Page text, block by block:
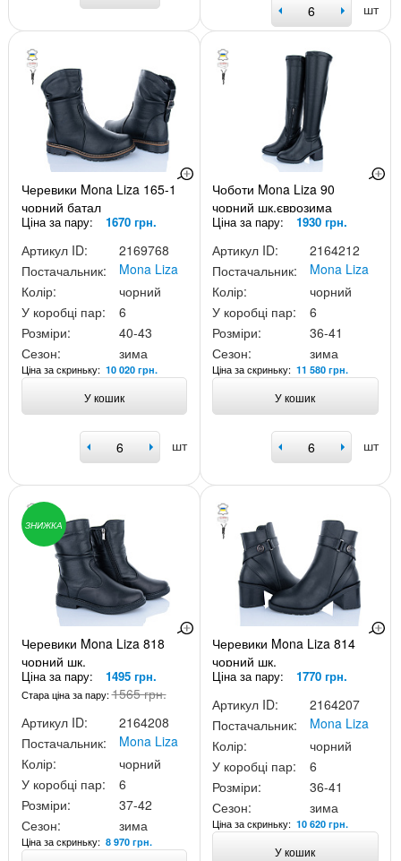
шт
Черевики Mona Liza 165-1
чорний батал
Ціна за пару: 1670 грн.
Артикул ID:
2169768
Постачальник:
Mona Liza
Колір:
чорний
У коробці пар:
6
Розміри:
40-43
Сезон:
зима
Ціна за скриньку: 10 020 грн.
У кошик
шт
Чоботи Mona Liza 90
чорний шк.єврозима
Ціна за пару: 1930 грн.
Артикул ID:
2164212
Постачальник:
Mona Liza
Колір:
чорний
У коробці пар:
6
Розміри:
36-41
Сезон:
зима
Ціна за скриньку:11 580 грн.
У кошик
шт
ЗНИЖКА
Черевики Mona Liza 818
чорний шк.
Ціна за пару: 1495 грн.
Стара ціна за пару:1565 грн.
Артикул ID:
2164208
Постачальник:
Mona Liza
Колір:
чорний
У коробці пар:
6
Розміри:
37-42
Сезон:
зима
Ціна за скриньку: 8 970 грн.
Черевики Mona Liza 814
чорний шк.
Ціна за пару: 1770 грн.
Артикул ID:
2164207
Постачальник:
Mona Liza
Колір:
чорний
У коробці пар:
6
Розміри:
36-41
Сезон:
зима
Ціна за скриньку:10 620 грн.
У кошик